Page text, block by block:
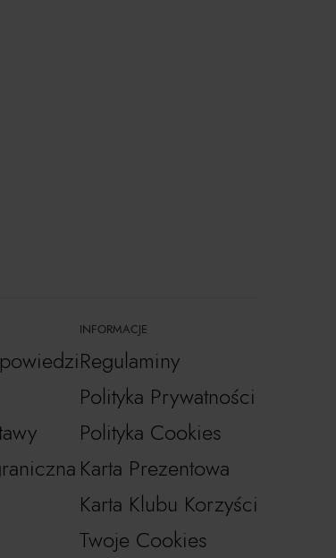
INFORMACJE
Regulaminy
Polityka Prywatności
Polityka Cookies
Karta Prezentowa
Karta Klubu Korzyści
Twoje Cookies